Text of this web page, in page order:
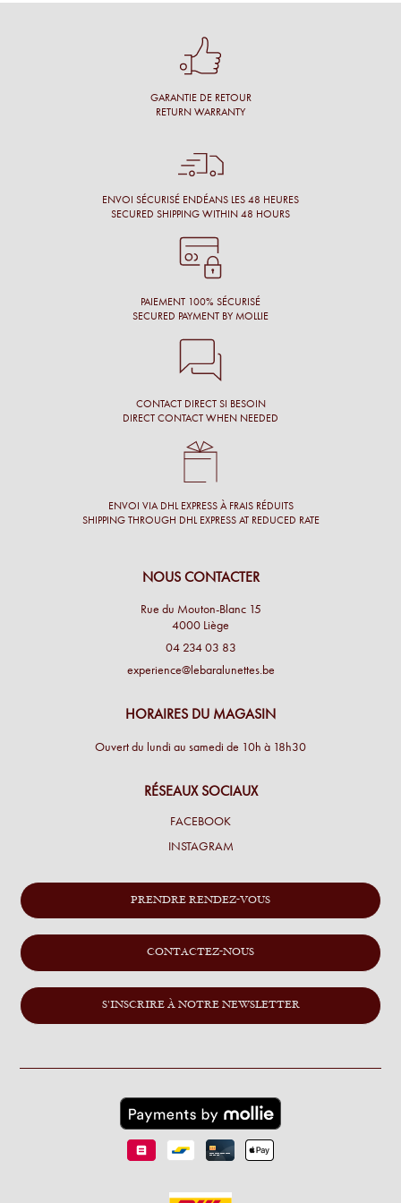
Une cliente
Conseil personnalisé et surtout une proposition de montures
de l’opticien et beaucoup de conscience professionnelle.
Conseil, large choix de montures, originalité des montures.
GARANTIE DE RETOUR
RETURN WARRANTY
ENVOI SÉCURISÉ ENDÉANS LES 48 HEURES
SECURED SHIPPING WITHIN 48 HOURS
PAIEMENT 100% SÉCURISÉ
SECURED PAYMENT BY MOLLIE
CONTACT DIRECT SI BESOIN
DIRECT CONTACT WHEN NEEDED
ENVOI VIA DHL EXPRESS À FRAIS RÉDUITS
SHIPPING THROUGH DHL EXPRESS AT REDUCED RATE
NOUS CONTACTER
Rue du Mouton-Blanc 15
4000 Liège
04 234 03 83
experience@lebaralunettes.be
HORAIRES DU MAGASIN
Ouvert du lundi au samedi de 10h à 18h30
RÉSEAUX SOCIAUX
FACEBOOK
INSTAGRAM
PRENDRE RENDEZ-VOUS
CONTACTEZ-NOUS
S'INSCRIRE À NOTRE NEWSLETTER